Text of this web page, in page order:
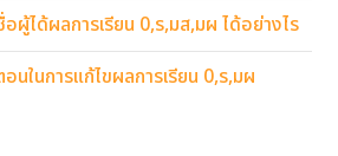
ผู้ได้ผลการเรียน 0,ร,มส,มผ ได้อย่างไร
นในการแก้ไขผลการเรียน 0,ร,มผ